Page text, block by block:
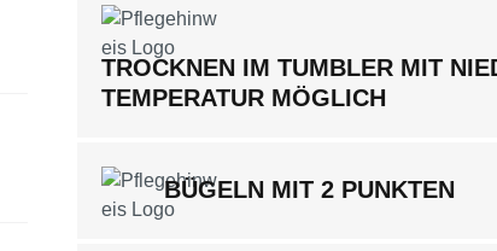
TROCKNEN IM TUMBLER MIT
TEMPERATUR MÖGLICH
BÜGELN MIT 2 PUNKTEN